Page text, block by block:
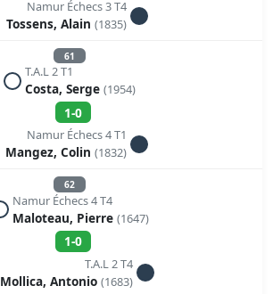
Namur Échecs 3 T4
Tossens, Alain (1835)
61
T.A.L 2 T1
Costa, Serge (1954)
1-0
Namur Échecs 4 T1
Mangez, Colin (1832)
62
Namur Échecs 4 T4
Maloteau, Pierre (1647)
1-0
T.A.L 2 T4
Mollica, Antonio (1683)